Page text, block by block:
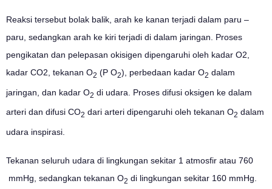
Reaksi tersebut bolak balik, arah ke kanan terjadi dalam paru –
paru, sedangkan arah ke kiri terjadi di dalam jaringan. Proses
pengikatan dan pelepasan okisigen dipengaruhi oleh kadar O2,
kadar CO2, tekanan O2 (P O2), perbedaan kadar O2 dalam
jaringan, dan kadar O2 di udara. Proses difusi oksigen ke dalam
arteri dan difusi CO2 dari arteri dipengaruhi oleh tekanan O2 dalam
udara inspirasi.
Tekanan seluruh udara di lingkungan sekitar 1 atmosfir atau 760
mmHg, sedangkan tekanan O2 di lingkungan sekitar 160 mmHg.